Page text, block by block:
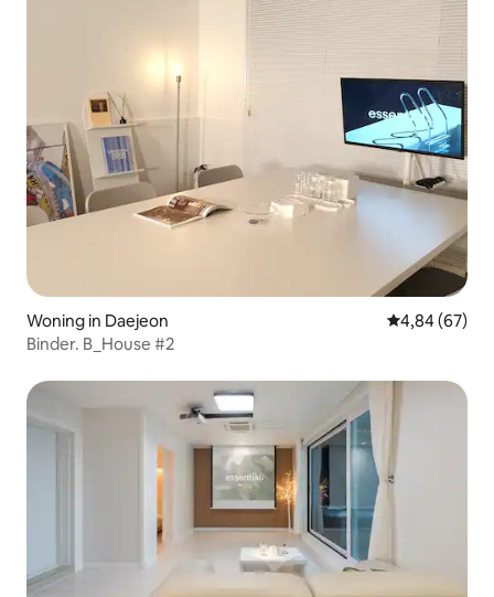
Woning in Daejeon Gemiddelde
4,84 (67)
Binder. B_House #2